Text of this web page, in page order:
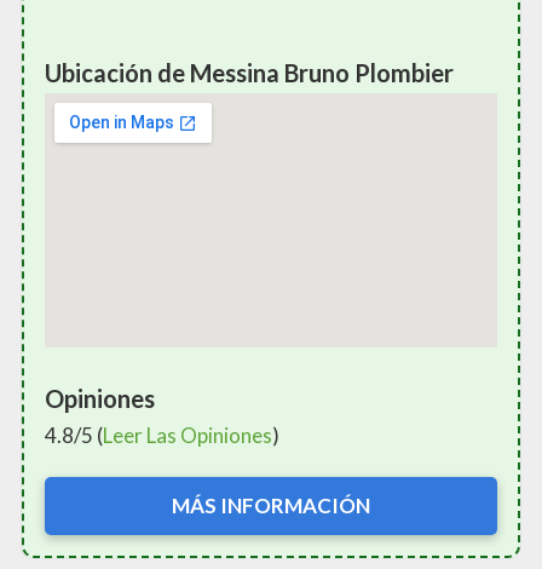
Ubicación de Messina Bruno Plombier
Opiniones
4.8/5 (Leer Las Opiniones)
MÁS INFORMACIÓN